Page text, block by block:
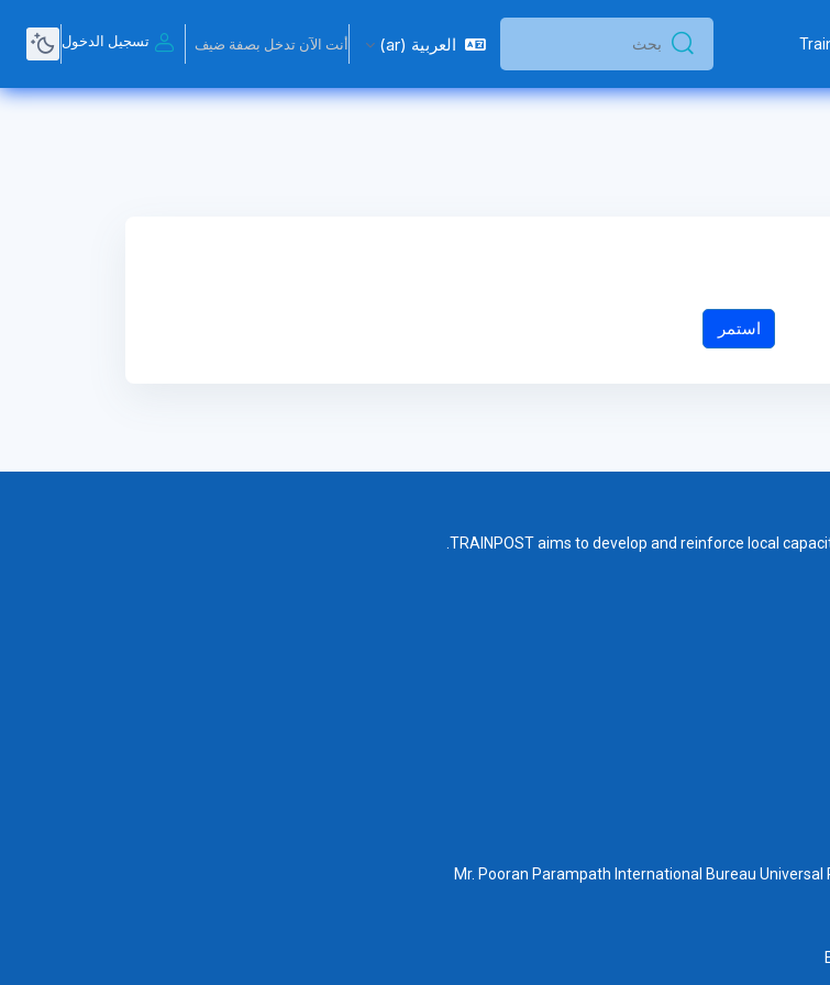
بحث
بحث العربية ‎(ar)‎ أنت الآن تدخل بصفة ضيف تسجيل الدخول
استمر
TRAINPOST aims to develop and reinforce local
Mr. Pooran Parampath International Bureau Universal